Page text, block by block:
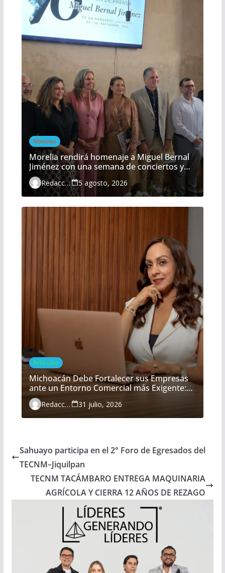
Noticias
Morelia rendirá homenaje a Miguel Bernal
Jiménez con una semana de conciertos y
actividades gratuitas
Redacción 5 agosto, 2026
Artículos
Michoacán Debe Fortalecer sus Empresas
ante un Entorno Comercial más Exigente:
María Belém Morón
Redacción 31 julio, 2026
Sahuayo participa en el 2° Foro de Egresados del
TECNM–Jiquilpan
TECNM TACÁMBARO ENTREGA MAQUINARIA
AGRÍCOLA Y CIERRA 12 AÑOS DE REZAGO